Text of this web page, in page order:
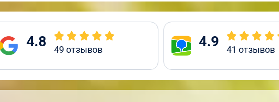
4.8 49 отзывов 4.9 41 отзывов